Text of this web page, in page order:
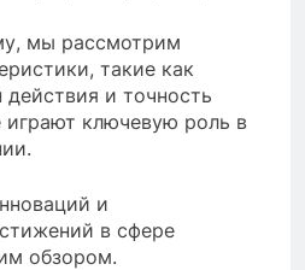
мы рассмотрим
такие как
и точность
ключевую роль в
и
в сфере
обзором.